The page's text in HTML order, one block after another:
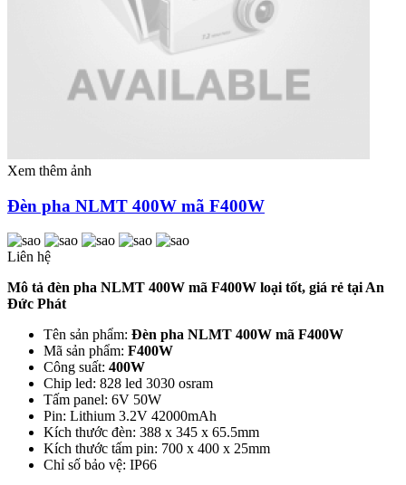
Xem thêm ảnh
Đèn pha NLMT 400W mã F400W
Liên hệ
Mô tả đèn pha NLMT 400W mã F400W loại tốt, giá rẻ tại An
Đức Phát
Tên sản phẩm: Đèn pha NLMT 400W mã F400W
Mã sản phẩm: F400W
Công suất: 400W
Chip led: 828 led 3030 osram
Tấm panel: 6V 50W
Pin: Lithium 3.2V 42000mAh
Kích thước đèn: 388 x 345 x 65.5mm
Kích thước tấm pin: 700 x 400 x 25mm
Chỉ số bảo vệ: IP66